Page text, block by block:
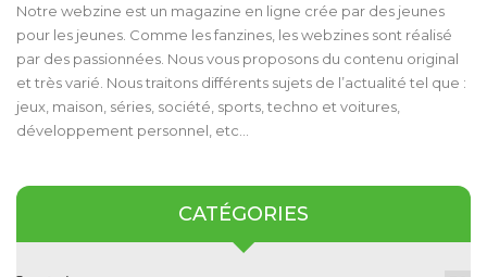
Notre webzine est un magazine en ligne crée par des jeunes
pour les jeunes. Comme les fanzines, les webzines sont réalisé
par des passionnées. Nous vous proposons du contenu original
et très varié. Nous traitons différents sujets de l’actualité tel que :
jeux, maison, séries, société, sports, techno et voitures,
développement personnel, etc…
CATÉGORIES